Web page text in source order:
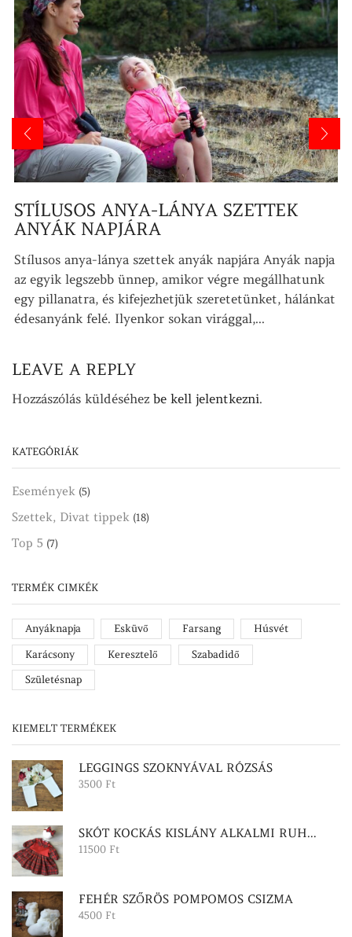
STÍLUSOS ANYA-LÁNYA SZETTEK
ANYÁK NAPJÁRA
Stílusos anya-lánya szettek anyák napjára Anyák napja
az egyik legszebb ünnep, amikor végre megállhatunk
egy pillanatra, és kifejezhetjük szeretetünket, hálánkat
édesanyánk felé. Ilyenkor sokan virággal,...
LEAVE A REPLY
Hozzászólás küldéséhez be kell jelentkezni.
KATEGÓRIÁK
Események (5)
Szettek, Divat tippek (18)
Top 5 (7)
TERMÉK CIMKÉK
Anyáknapja Esküvő Farsang
Húsvét
Karácsony
Keresztelő
Szabadidő
Születésnap
KIEMELT TERMÉKEK
LEGGINGS SZOKNYÁVAL RÓZSÁS
3500 Ft
SKÓT KOCKÁS KISLÁNY ALKALMI RUHA FEJPÁNTTAL
11500 Ft
FEHÉR SZŐRÖS POMPOMOS CSIZMA
4500 Ft